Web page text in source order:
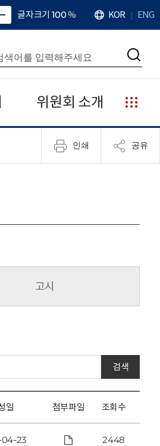
면
소
확
대
치
글자크기 100%
언
어
KOR ENG
검
위원회 소개
누
리
집
안
인쇄 공유
고시
검색
일 첨부파일 조회수
23 2448